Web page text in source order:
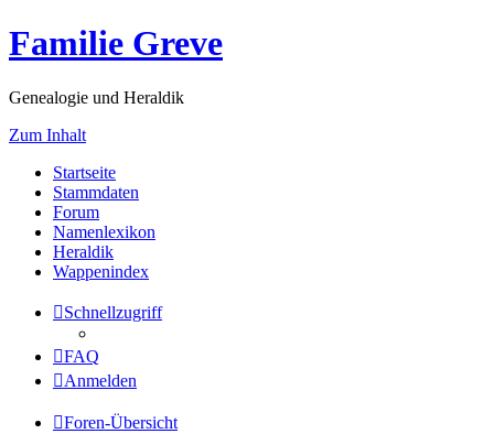
Familie Greve
Genealogie und Heraldik
Zum Inhalt
Startseite
Stammdaten
Forum
Namenlexikon
Heraldik
Wappenindex
Schnellzugriff
FAQ
Anmelden
Foren-Übersicht